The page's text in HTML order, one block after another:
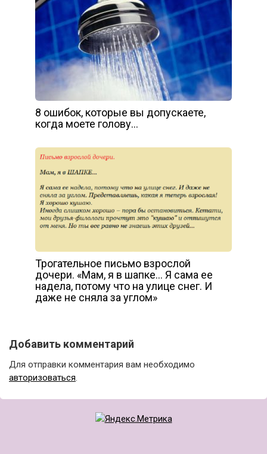
8 ошибок, которые вы допускаете,
когда моете голову…
Трогательное письмо взрослой
дочери. «Мам, я в шапке… Я сама ее
надела, потому что на улице снег. И
даже не сняла за углом»
Добавить комментарий
Для отправки комментария вам необходимо
авторизоваться.